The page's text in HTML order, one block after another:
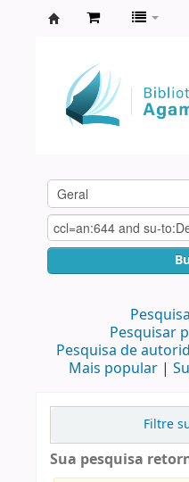
Agamenon
Magalhães
Pesquisar
Pesquisa de
Mais popular
Filtre
Sua pesquisa